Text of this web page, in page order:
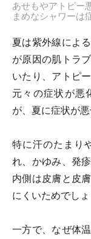
あせもやアトピー
まめなシャワーは
夏は紫外線によ
が原因の肌トラ
いたり、アトピ
元々の症状が悪
が、夏に症状が
特に汗のたまり
れ、かゆみ、発
内側は皮膚と皮
にくいためでしょ
一方で、なぜ体